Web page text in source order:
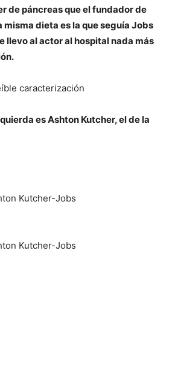
de páncreas que el fundador de
misma dieta es la que seguía Jobs
llevo al actor al hospital nada más
caracterización
es Ashton Kutcher, el de la
Kutcher-Jobs
Kutcher-Jobs